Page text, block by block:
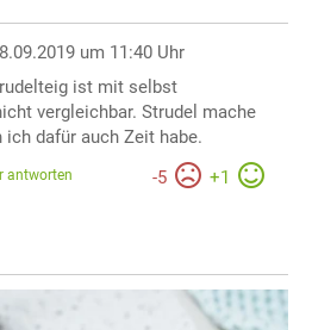
um 11:40 Uhr
ist mit selbst
vergleichbar. Strudel mache
ich dafür auch Zeit habe.
-5 +1
antworten